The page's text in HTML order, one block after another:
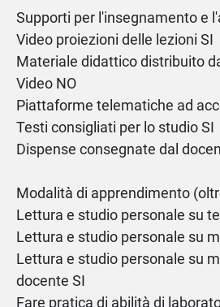
Supporti per l'insegnamento e
Video proiezioni delle lezioni SI
Materiale didattico distribuito
Video NO
Piattaforme telematiche ad
Testi consigliati per lo studio SI
Dispense consegnate dal
Modalità di apprendimento
Lettura e studio personale su
Lettura e studio personale su
Lettura e studio personale su
docente SI
Fare pratica di abilità di